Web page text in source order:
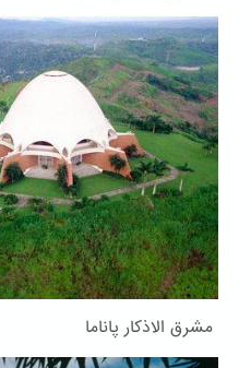
مشرق الاذکار پاناما